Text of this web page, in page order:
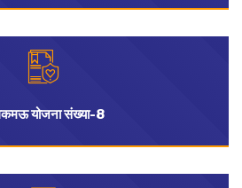
योजना संख्या-8